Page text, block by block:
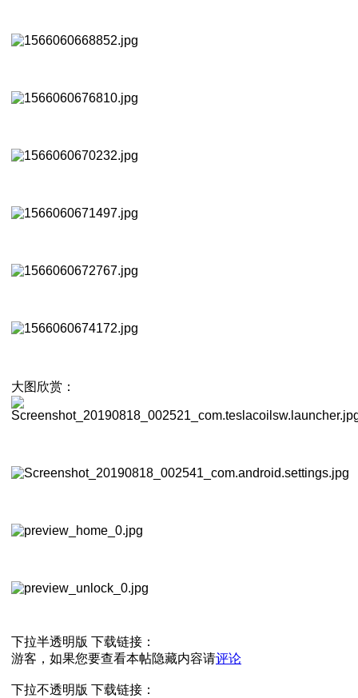
大图欣赏：
下拉半透明版 下载链接：
游客，如果您要查看本帖隐藏内容请评论
下拉不透明版 下载链接：